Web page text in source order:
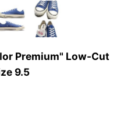
Premium" Low-Cut
9.5